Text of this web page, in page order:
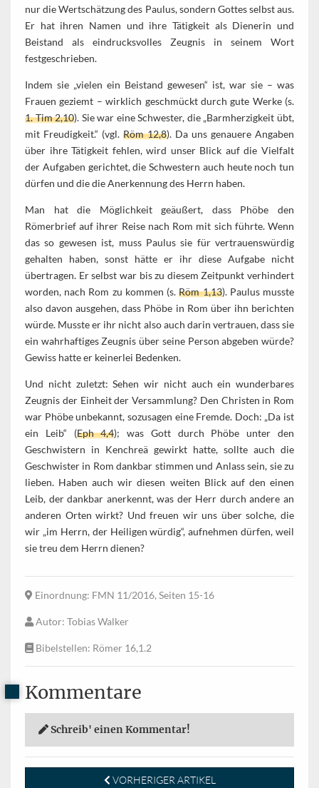
nur die Wertschätzung des Paulus, sondern Gottes selbst aus.
Er hat ihren Namen und ihre Tätigkeit als Dienerin und
Beistand als eindrucksvolles Zeugnis in seinem Wort
festgeschrieben.
Indem sie „vielen ein Beistand gewesen“ ist, war sie – was
Frauen geziemt – wirklich geschmückt durch gute Werke (s.
1. Tim 2,10). Sie war eine Schwester, die „Barmherzigkeit übt,
mit Freudigkeit.“ (vgl. Röm 12,8). Da uns genauere Angaben
über ihre Tätigkeit fehlen, wird unser Blick auf die Vielfalt
der Aufgaben gerichtet, die Schwestern auch heute noch tun
dürfen und die die Anerkennung des Herrn haben.
Man hat die Möglichkeit geäußert, dass Phöbe den
Römerbrief auf ihrer Reise nach Rom mit sich führte. Wenn
das so gewesen ist, muss Paulus sie für vertrauenswürdig
gehalten haben, sonst hätte er ihr diese Aufgabe nicht
übertragen. Er selbst war bis zu diesem Zeitpunkt verhindert
worden, nach Rom zu kommen (s.Röm 1,13). Paulus musste
also davon ausgehen, dass Phöbe in Rom über ihn berichten
würde. Musste er ihr nicht also auch darin vertrauen, dass sie
ein wahrhaftiges Zeugnis über seine Person abgeben würde?
Gewiss hatte er keinerlei Bedenken.
Und nicht zuletzt: Sehen wir nicht auch ein wunderbares
Zeugnis der Einheit der Versammlung? Den Christen in Rom
war Phöbe unbekannt, sozusagen eine Fremde. Doch: „Da ist
ein Leib“ (Eph 4,4); was Gott durch Phöbe unter den
Geschwistern in Kenchreä gewirkt hatte, sollte auch die
Geschwister in Rom dankbar stimmen und Anlass sein, sie zu
lieben. Haben auch wir diesen weiten Blick auf den einen
Leib, der dankbar anerkennt, was der Herr durch andere an
anderen Orten wirkt? Und freuen wir uns über solche, die
wir „im Herrn, der Heiligen würdig“, aufnehmen dürfen, weil
sie treu dem Herrn dienen?
Einordnung: FMN 11/2016, Seiten 15-16
Autor: Tobias Walker
Bibelstellen: Römer 16,1.2
Kommentare
Schreib' einen Kommentar!
VORHERIGER ARTIKEL